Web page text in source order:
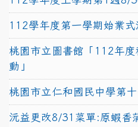
112學年度第一學期始業式
桃園市立圖書館「112年
動」
桃園市立仁和國民中學第
沅益更改8/31菜單:原蝦香